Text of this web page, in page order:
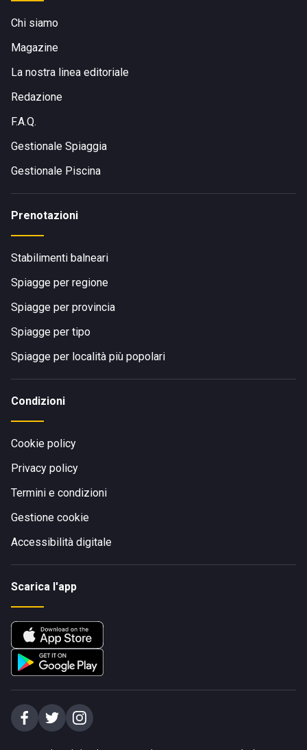
Chi siamo
Magazine
La nostra linea editoriale
Redazione
F.A.Q.
Gestionale Spiaggia
Gestionale Piscina
Prenotazioni
Stabilimenti balneari
Spiagge per regione
Spiagge per provincia
Spiagge per tipo
Spiagge per località più popolari
Condizioni
Cookie policy
Privacy policy
Termini e condizioni
Gestione cookie
Accessibilità digitale
Scarica l'app